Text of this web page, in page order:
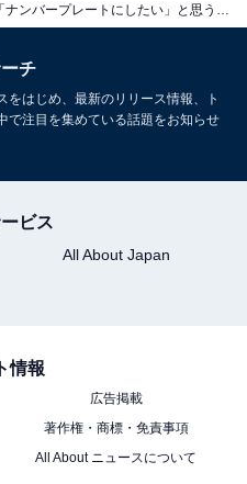
チ
はじめ、最新のリリース情報、ト
で注目を集めている話題をお知らせ
ビス
All About Japan
情報
広告掲載
著作権・商標・免責事項
All About ニュースについて